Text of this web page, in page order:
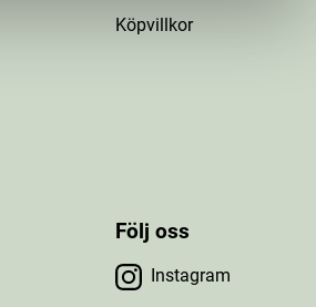
Köpvillkor
Följ oss
Instagram